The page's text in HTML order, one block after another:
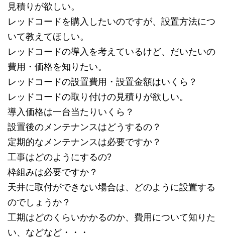
見積りが欲しい。
レッドコードを購入したいのですが、設置方法につ
いて教えてほしい。
レッドコードの導入を考えているけど、だいたいの
費用・価格を知りたい。
レッドコードの設置費用・設置金額はいくら？
レッドコードの取り付けの見積りが欲しい。
導入価格は一台当たりいくら？
設置後のメンテナンスはどうするの？
定期的なメンテナンスは必要ですか？
工事はどのようにするの?
枠組みは必要ですか？
天井に取付ができない場合は、どのように設置する
のでしょうか？
工期はどのくらいかかるのか、費用について知りた
い、などなど・・・